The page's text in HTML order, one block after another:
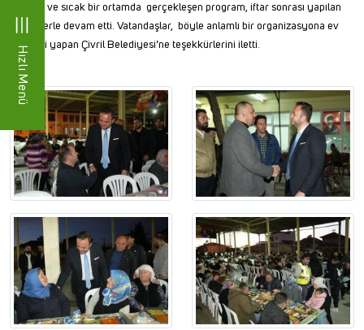
Hızlı Menü
Samimi ve sıcak bir ortamda gerçekleşen program, iftar sonrası yapılan
sohbetlerle devam etti. Vatandaşlar, böyle anlamlı bir organizasyona ev
sahipliği yapan Çivril Belediyesi’ne teşekkürlerini iletti.